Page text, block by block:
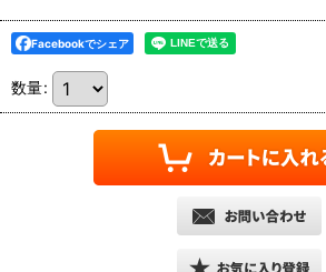
Facebookでシェア
数量: